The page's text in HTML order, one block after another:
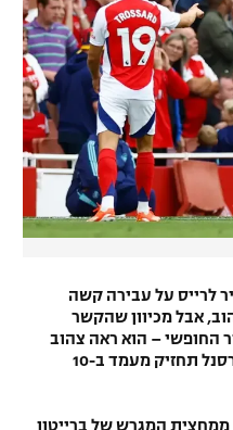
לרייס על עבירה קשה
אבל מכיוון שהקשר
החופשי – הוא ראה צהוב
שני והורחק לראשונה בקריירה. ארסנל תחזיק מעמד ב-10
ממחצית המגרש של ברייטון